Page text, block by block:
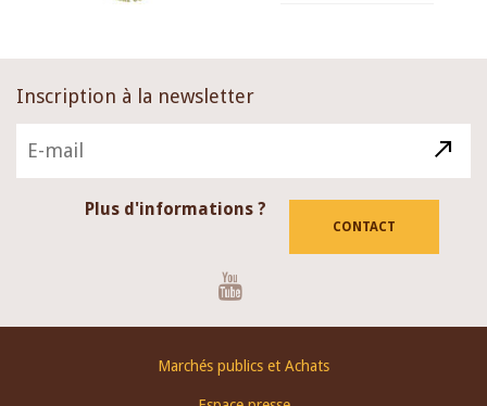
Inscription à la newsletter
Plus d'informations ?
CONTACT
Marchés publics et Achats